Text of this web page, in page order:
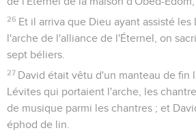
26 Et il arriva que Dieu ayant assisté
l'arche de l'alliance de l'Éternel, on
sept béliers.
27 David était vêtu d'un manteau de fin
Lévites qui portaient l'arche, les
de musique parmi les chantres ; et
éphod de lin.